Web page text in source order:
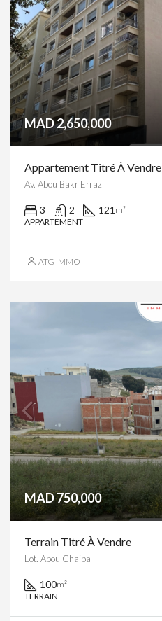
MAD 2,650,000
Appartement Titré À Vendre
Av. Abou Bakr Errazi
3 2 121 m²
APPARTEMENT
ATG IMMO
MAD 750,000
Terrain Titré À Vendre
Lot. Abou Chaiba
100m²
TERRAIN